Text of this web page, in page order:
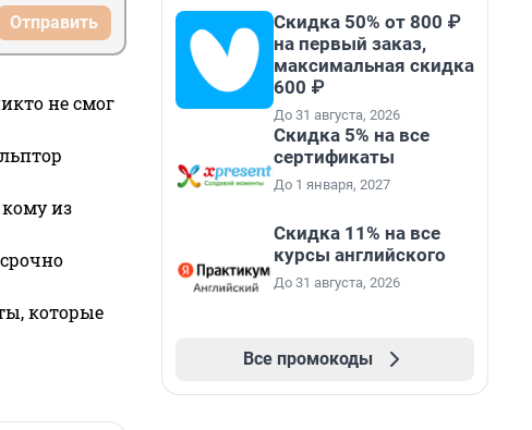
Отправить
не смог
из
которые
Скидка 50% от 800 ₽
на первый заказ,
максимальная скидка
600 ₽
До 31 августа, 2026
Скидка 5% на все
сертификаты
До 1 января, 2027
Скидка 11% на все
курсы английского
До 31 августа, 2026
Все промокоды